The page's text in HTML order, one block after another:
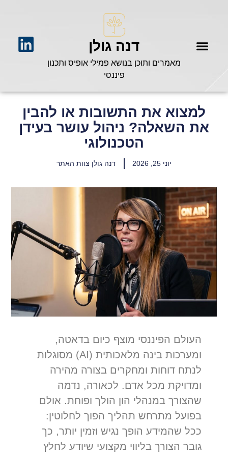
דנה גולן
מאמרים ותוכן בנושא פמילי אופיס ותכנון
פיננסי
למצוא את התשובות או להבין
את השאלה? ניהול עושר בעידן
הטכנולוגי
יוני 25, 2026 דנה גולן צוות האתר
העולם הפיננסי מוצף כיום בדאטה,
ומערכות בינה מלאכותית (AI) מסוגלות
לנתח דוחות ומחקרים בצורה מהירה
ומדויקת מכל אדם. לכאורה, נדמה
שהצורך במנהלי הון הולך ופוחת. אולם
בפועל מתרחש תהליך הפוך לחלוטין:
ככל שהמידע הופך נגיש וזמין יותר, כך
גובר הצורך בליווי מקצועי שיודע לחלץ